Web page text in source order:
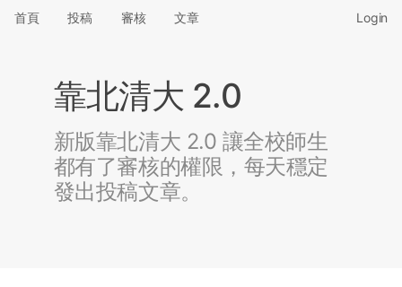
首頁 投稿 審核 文章 Login
靠北清大 2.0
新版靠北清大 2.0 讓全校師生
都有了審核的權限，每天穩定
發出投稿文章。